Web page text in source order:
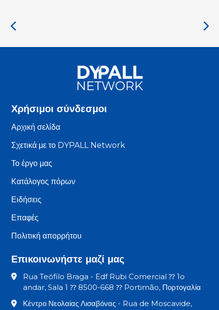
Χρήσιμοι σύνδεσμοι
Αρχική σελίδα
Σχετικά με το DYPALL Network
Το έργο μας
Κατάλογος πόρων
Ειδήσεις
Επαφές
Πολιτική απορρήτου
Επικοινωνήστε μαζί μας
Rua Teófilo Braga - Edf Rubi Comercial ⁇ 1o
andar, Sala 1 ⁇ 8500-668 ⁇ Portimão, Πορτογαλία
Κέντρο Νεολαίας Λισαβόνας - Rua de Moscavide,